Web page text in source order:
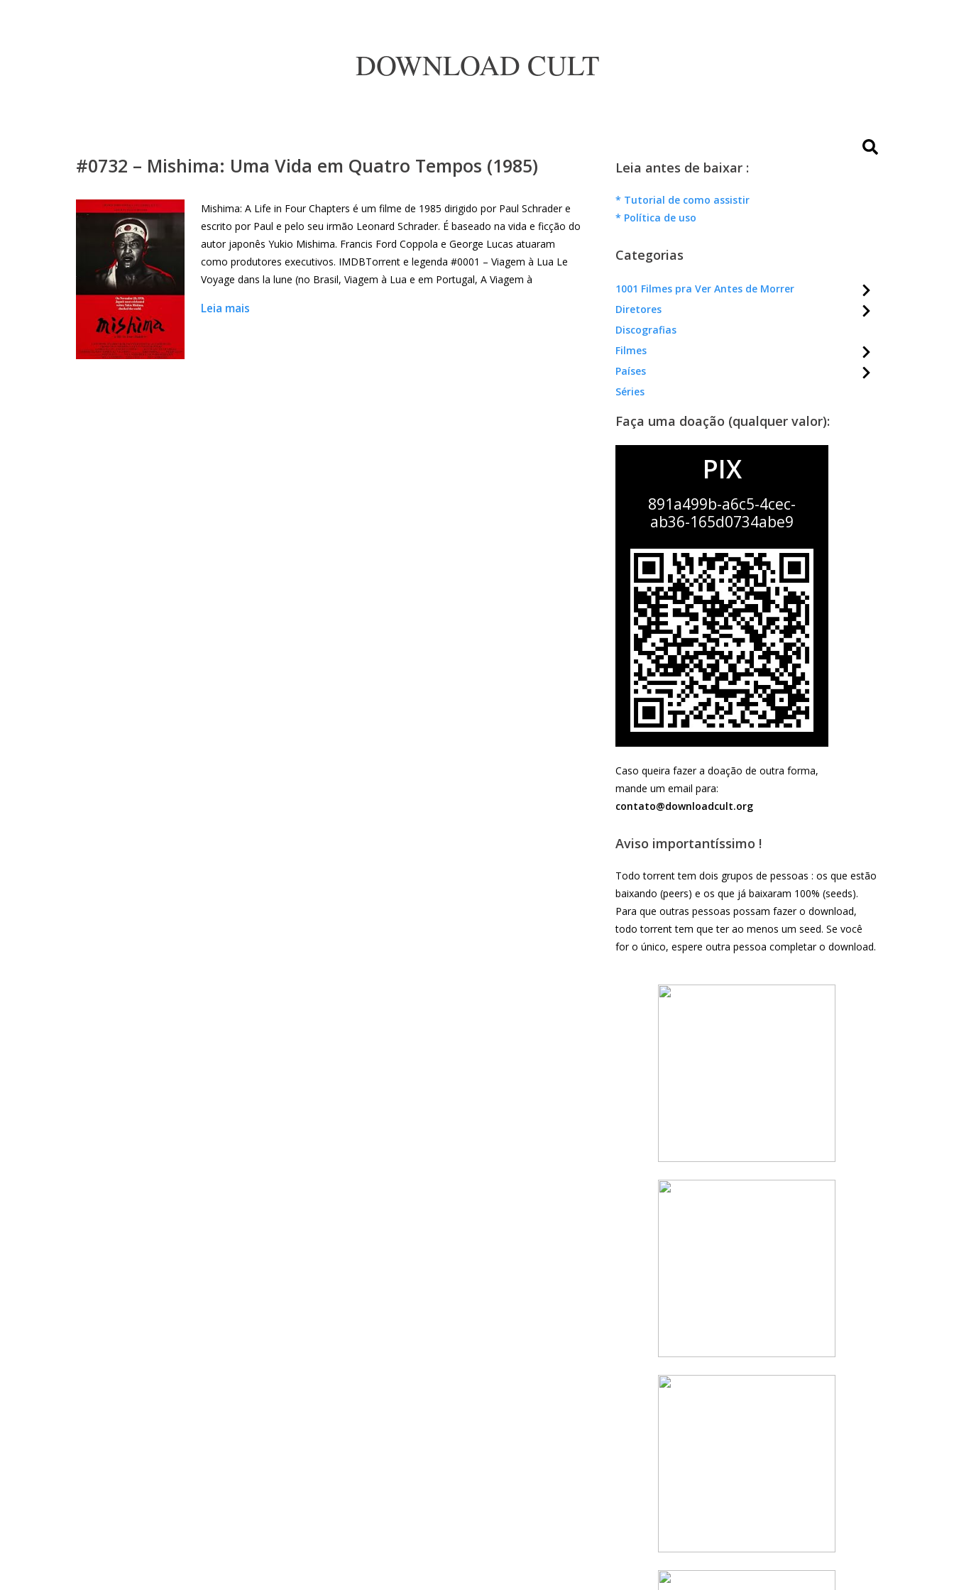
DOWNLOAD CULT
#0732 – Mishima: Uma Vida em Quatro Tempos (1985)
Mishima: A Life in Four Chapters é um filme de 1985 dirigido por Paul Schrader e
escrito por Paul e pelo seu irmão Leonard Schrader. É baseado na vida e ficção do
autor japonês Yukio Mishima. Francis Ford Coppola e George Lucas atuaram
como produtores executivos. IMDBTorrent e legenda #0001 – Viagem à Lua Le
Voyage dans la lune (no Brasil, Viagem à Lua e em Portugal, A Viagem à
Leia mais
Leia antes de baixar :
* Tutorial de como assistir
* Política de uso
Categorias
1001 Filmes pra Ver Antes de Morrer
Diretores
Discografias
Filmes
Países
Séries
Faça uma doação (qualquer valor):
PIX
891a499b-a6c5-4cec-
ab36-165d0734abe9
Caso queira fazer a doação de outra forma,
mande um email para:
contato@downloadcult.org
Aviso importantíssimo !
Todo torrent tem dois grupos de pessoas : os que estão
baixando (peers) e os que já baixaram 100% (seeds).
Para que outras pessoas possam fazer o download,
todo torrent tem que ter ao menos um seed. Se você
for o único, espere outra pessoa completar o download.